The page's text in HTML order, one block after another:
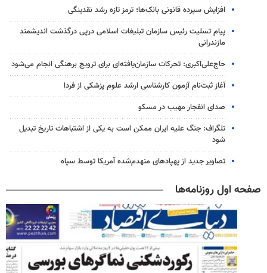
افزایش سپرده قانونی بانک‌ها؛ ترمز تازه رشد نقدینگی
پیام تسلیت رئیس سازمان تبلیغات اسلامی درپی درگذشت اندیشمند
مازندرانی
حاج‌علی‌اکبری: تحرکات سازمان‌یافته‌ای برای ترویج برهنگی انجام می‌شود
آغاز ثبت‌نام‌ آزمون کارشناسی ارشد علوم پزشکی از فردا
صدای انفجار مهیب در مسکو
تلگراف: جنگ علیه ایران ممکن است به یکی از اشتباهات تاریخ تبدیل
شود
تصاویر جدید از پهپادهای منهدم‌شده آمریکا توسط سپاه
صفحه اول روزنامه‌ها